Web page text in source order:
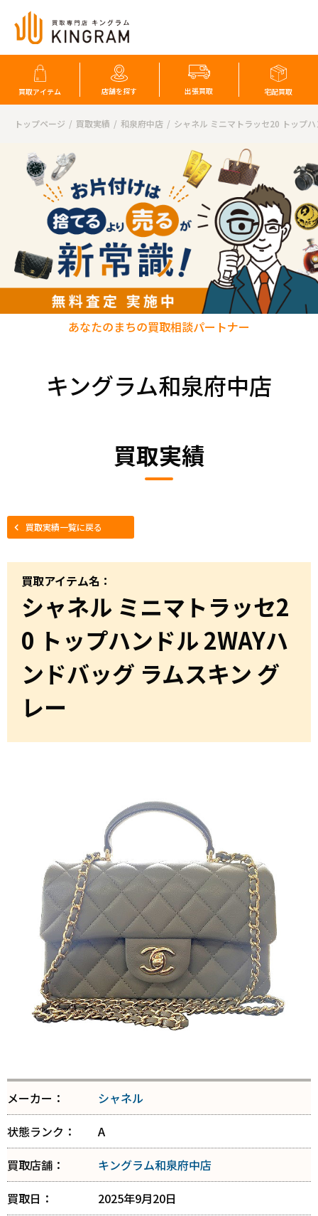
買取アイテム 店舗を探す 出張買取 宅配買取
トップページ 買取実績 和泉府中店 シャネル ミニマトラッセ20 トップ
キングラム和泉府中店
あなたのまちの買取相談パートナー
買取実績
買取実績一覧に戻る
買取アイテム名：
シャネル ミニマトラッセ2
0 トップハンドル 2WAYハ
ンドバッグ ラムスキン グ
レー
メーカー：
シャネル
状態ランク：
A
買取店舗：
キングラム和泉府中店
買取日：
2025年9月20日